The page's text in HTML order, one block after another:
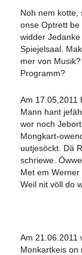
Noh nem kotte,
onse Optrett
widder
Spiejelsaal.
mer von
Programm?
Am 17.05,2011
Mann hant
wor noch
Mongkart-
uutjesöckt. Dä
schriewe.
Met em Werner
Weil nit völl do
Am 21.06.2011
Monkartkeis on